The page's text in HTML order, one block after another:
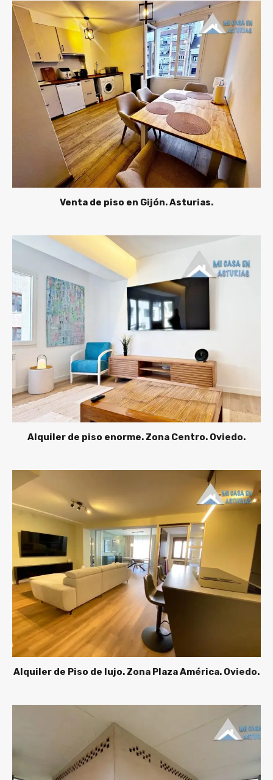
Venta de piso en Gijón. Asturias.
Alquiler de piso enorme. Zona Centro. Oviedo.
Alquiler de Piso de lujo. Zona Plaza América. Oviedo.